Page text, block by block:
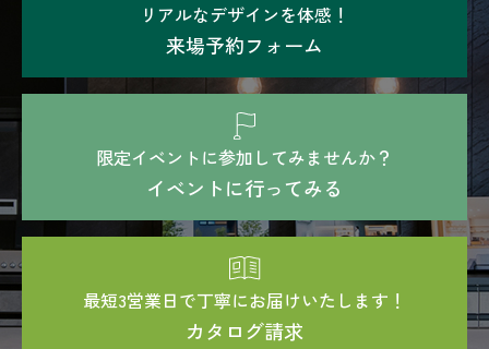
リアルなデザインを体感！
来場予約フォーム
限定イベントに参加してみませんか？
イベントに行ってみる
最短3営業日で丁寧にお届けいたします！
カタログ請求